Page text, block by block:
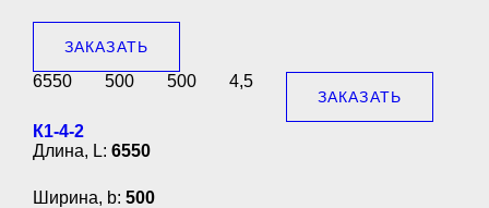
ЗАКАЗАТЬ
6550 500 500 4,5
ЗАКАЗАТЬ
К1-4-2
Длина, L: 6550
Ширина, b: 500